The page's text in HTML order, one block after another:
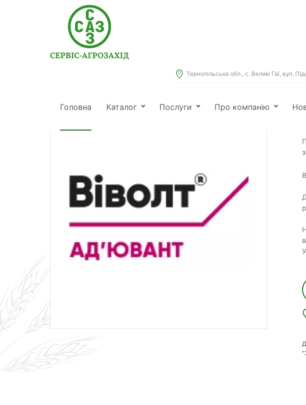
Головна Каталог Послуги Про компанію
Тернопільська обл., с. Великі Гаї, вул.